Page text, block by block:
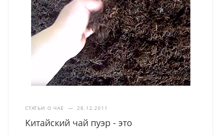
СТАТЬИ О ЧАЕ — 28.12.2011
Китайский чай пуэр - это